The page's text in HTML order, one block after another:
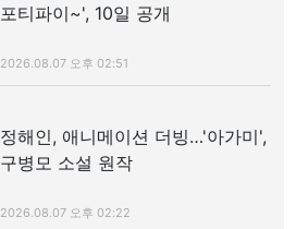
포티파이~', 10일 공개
2026.08.07 오후 02:51
정해인, 애니메이션 더빙…'아가미',
구병모 소설 원작
2026.08.07 오후 02:22